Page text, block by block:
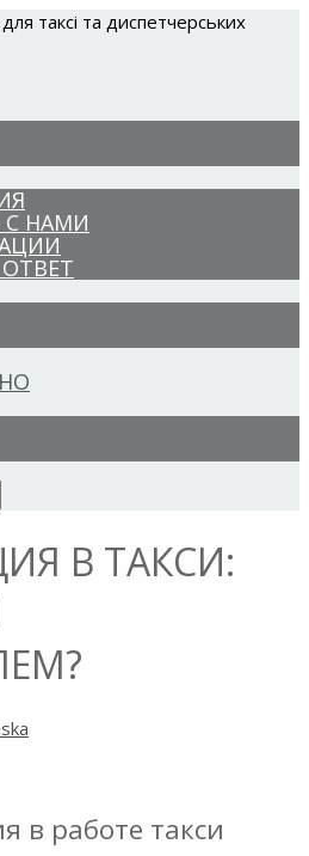
таксі та диспетчерських
С НАМИ
В ТАКСИ:
в работе такси